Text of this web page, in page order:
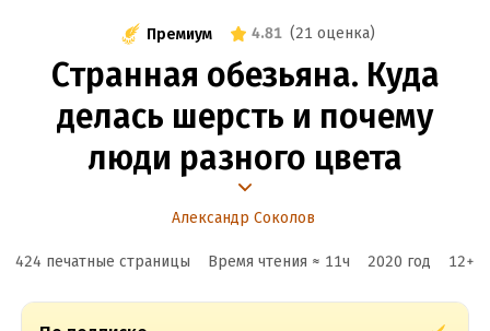
Премиум 4.81 (21 оценка)
Странная обезьяна. Куда
делась шерсть и почему
люди разного цвета
Александр Соколов
424 печатные страницы Время чтения ≈ 11ч 2020 год 12+